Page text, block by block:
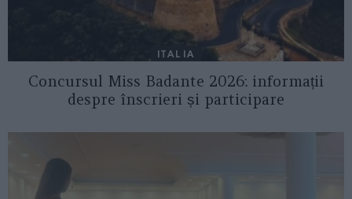
ITALIA
Concursul Miss Badante 2026: informații
despre înscrieri și participare